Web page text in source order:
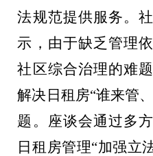
法规范提供服务。
示，由于缺乏管理
社区综合治理的难
解决日租房“谁来管
题。座谈会通过多
日租房管理“加强立